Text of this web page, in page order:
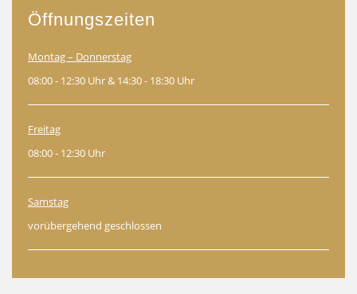
Öffnungszeiten
Montag – Donnerstag
08:00 - 12:30 Uhr & 14:30 - 18:30 Uhr
Freitag
08:00 - 12:30 Uhr
Samstag
vorübergehend geschlossen